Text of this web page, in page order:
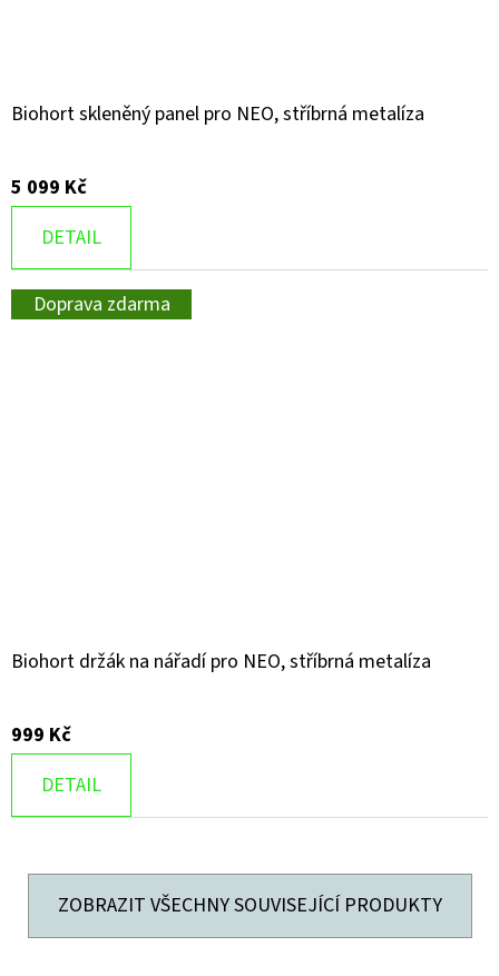
Biohort skleněný panel pro NEO, stříbrná metalíza
5 099 Kč
DETAIL
Doprava zdarma
Biohort držák na nářadí pro NEO, stříbrná metalíza
999 Kč
DETAIL
ZOBRAZIT VŠECHNY SOUVISEJÍCÍ PRODUKTY